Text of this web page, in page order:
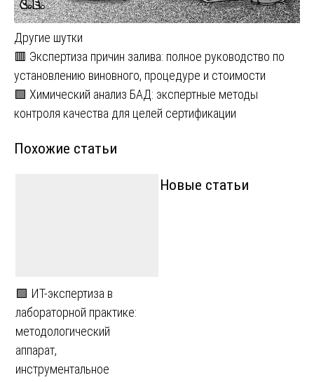
Другие шутки
Навигация
по
записям
🟥 Экспертиза причин залива: полное руководство по
установлению виновного, процедуре и стоимости
🟩 Химический анализ БАД: экспертные методы
контроля качества для целей сертификации
Похожие статьи
🟩 ИТ-экспертиза в
лабораторной практике:
методологический
аппарат,
инструментальное
Новые статьи